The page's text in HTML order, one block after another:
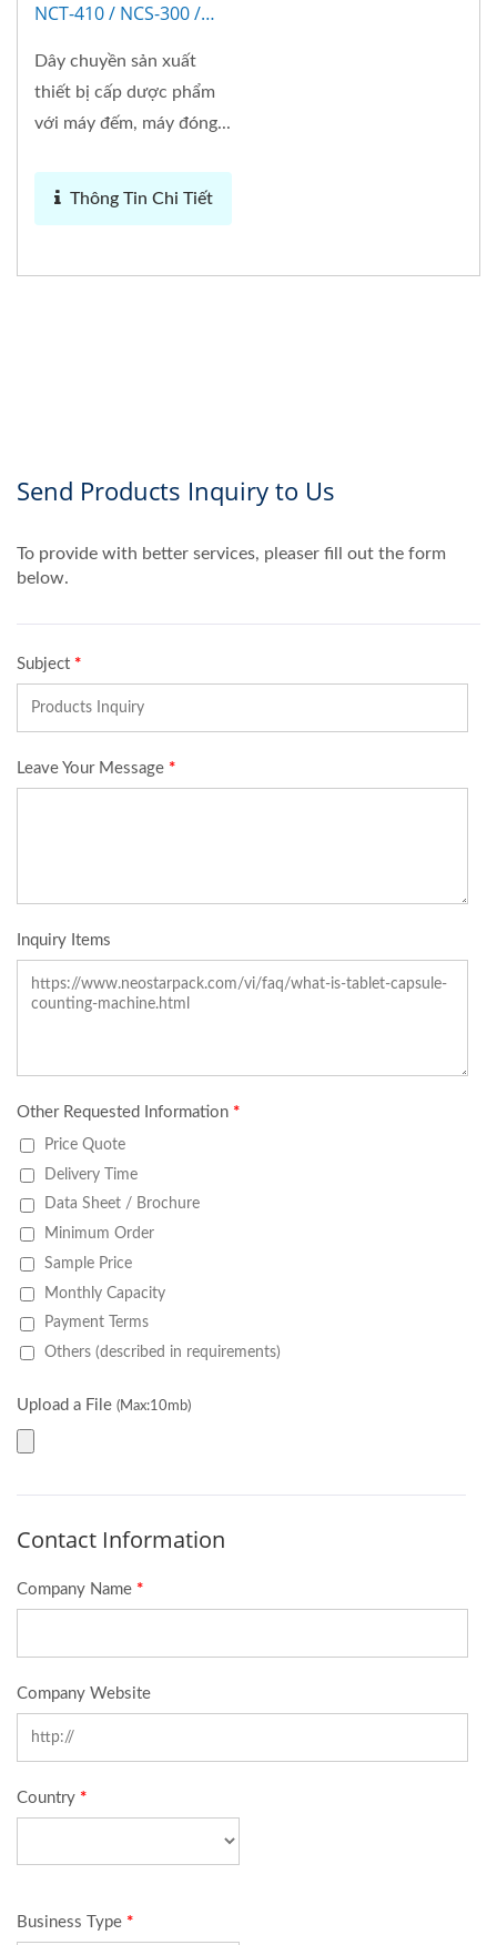
NCT-410 / NCS-300 /
Dây chuyền sản xuất
thiết bị cấp dược phẩm
với máy đếm, máy đóng...
Thông Tin Chi Tiết